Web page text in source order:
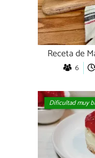
Receta de
6
Dificultad muy